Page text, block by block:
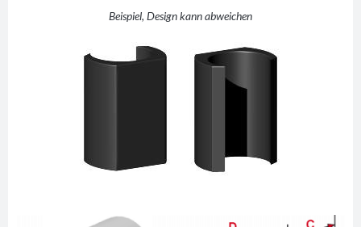
Beispiel, Design kann abweichen